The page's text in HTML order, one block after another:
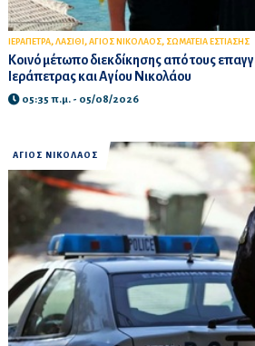
ΙΕΡΑΠΕΤΡΑ, ΛΑΣΙΘΙ , ΑΓΙΟΣ ΝΙΚΟΛΑΟΣ, ΣΩΜΑΤΕΙΑ ΕΣΤΙΑΣΗΣ
Κοινό μέτωπο διεκδίκησης από τους
Ιεράπετρας και Αγίου Νικολάου
05:35 π.μ. - 05/08/2026
ΑΓΙΟΣ ΝΙΚΟΛΑΟΣ